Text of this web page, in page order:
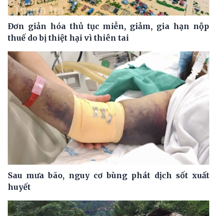
Đơn giản hóa thủ tục miễn, giảm, gia hạn nộp
thuế do bị thiệt hại vì thiên tai
Sau mưa bão, nguy cơ bùng phát dịch sốt xuất
huyết